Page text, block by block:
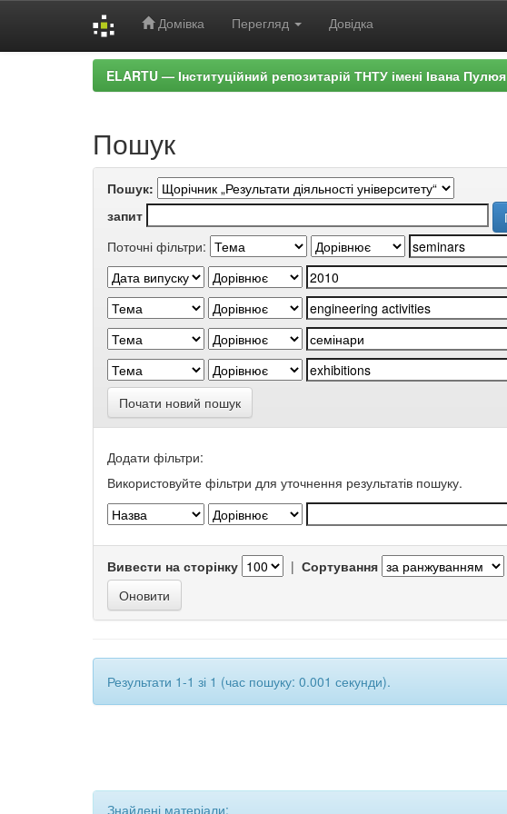
Домівка Перегляд Довідка
ELARTU — Інституційний репозитарій ТНТУ імені Івана Пулюя
Пошук
Пошук:
запит
Поточні фільтри:
Почати новий пошук
Додати фільтри:
Використовуйте фільтри для уточнення результатів пошуку.
Вивести на сторінку | Сортування
Результати 1-1 зі 1 (час пошуку: 0.001 секунди).
Знайдені матеріали: